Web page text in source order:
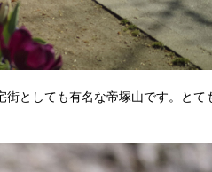
としても有名な帝塚山です。とて